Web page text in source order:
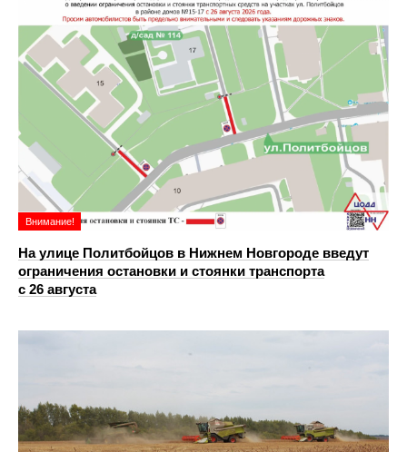
Внимание!
На улице Политбойцов в Нижнем Новгороде введут
ограничения остановки и стоянки транспорта
с 26 августа